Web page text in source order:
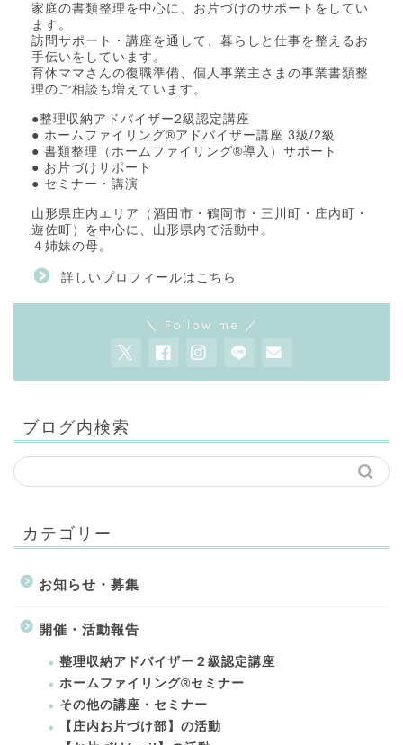
家庭の書類整理を中心に、お片づけのサポートをしてい
ます。
訪問サポート・講座を通して、暮らしと仕事を整えるお
手伝いをしています。
育休ママさんの復職準備、個人事業主さまの事業書類整
理のご相談も増えています。
●整理収納アドバイザー2級認定講座
● ホームファイリング®アドバイザー講座 3級/2級
● 書類整理（ホームファイリング®導入）サポート
● お片づけサポート
● セミナー・講演
山形県庄内エリア（酒田市・鶴岡市・三川町・庄内町・
遊佐町）を中心に、山形県内で活動中。
４姉妹の母。
詳しいプロフィールはこちら
＼ Follow me ／
ブログ内検索
カテゴリー
お知らせ・募集
開催・活動報告
整理収納アドバイザー２級認定講座
ホームファイリング®セミナー
その他の講座・セミナー
【庄内お片づけ部】の活動